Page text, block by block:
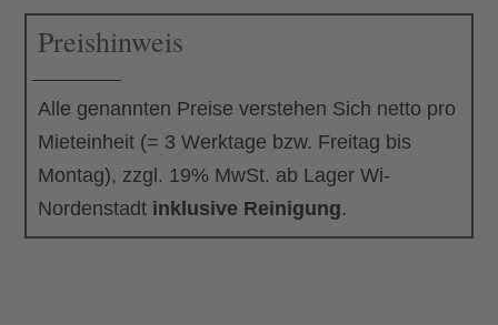
Preishinweis
Alle genannten Preise verstehen Sich netto pro
Mieteinheit (= 3 Werktage bzw. Freitag bis
Montag), zzgl. 19% MwSt. ab Lager Wi-
Nordenstadt inklusive Reinigung.